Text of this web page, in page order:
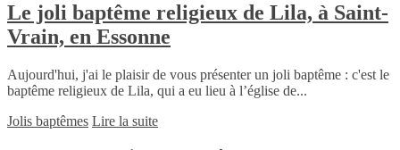
Le joli baptême religieux de Lila, à Saint-
Vrain, en Essonne
Aujourd'hui, j'ai le plaisir de vous présenter un joli baptême : c'est le
baptême religieux de Lila, qui a eu lieu à l’église de...
Jolis baptêmes Lire la suite